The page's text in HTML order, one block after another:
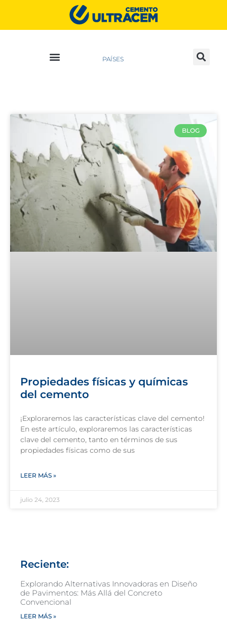
PAÍSES
BLOG
Propiedades físicas y químicas
del cemento
¡Exploraremos las características clave del cemento!
En este artículo, exploraremos las características
clave del cemento, tanto en términos de sus
propiedades físicas como de sus
LEER MÁS »
julio 24, 2023
Reciente:
Explorando Alternativas Innovadoras en Diseño
de Pavimentos: Más Allá del Concreto
Convencional
LEER MÁS »